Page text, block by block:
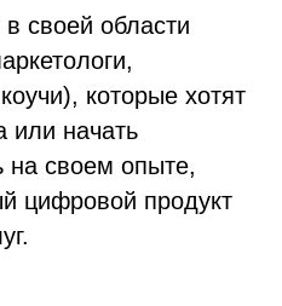
своей области
которые хотят
или начать
на своем опыте,
цифровой продукт